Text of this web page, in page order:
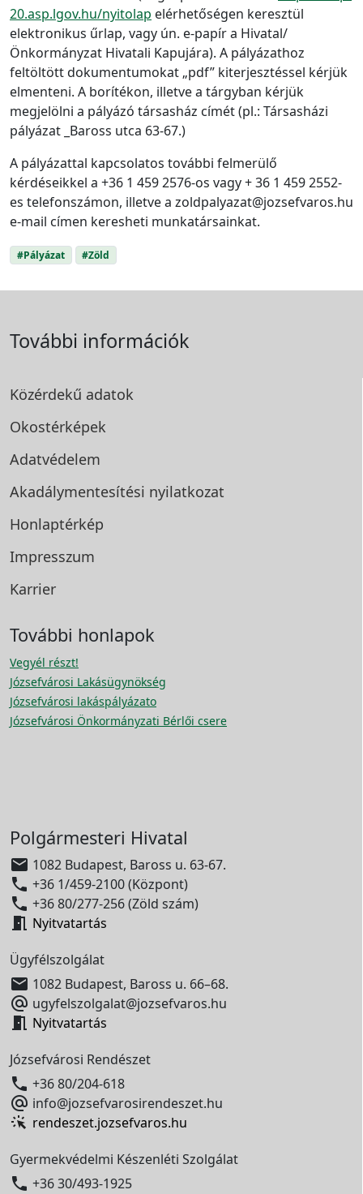
20.asp.lgov.hu/nyitolap elérhetőségen keresztül
elektronikus űrlap, vagy ún. e-papír a Hivatal/
Önkormányzat Hivatali Kapujára). A pályázathoz
feltöltött dokumentumokat „pdf” kiterjesztéssel kérjük
elmenteni. A borítékon, illetve a tárgyban kérjük
megjelölni a pályázó társasház címét (pl.: Társasházi
pályázat _Baross utca 63-67.)
A pályázattal kapcsolatos további felmerülő
kérdéseikkel a +36 1 459 2576-os vagy + 36 1 459 2552-
es telefonszámon, illetve a zoldpalyazat@jozsefvaros.hu
e-mail címen keresheti munkatársainkat.
#Pályázat #Zöld
További információk
Közérdekű adatok
Okostérképek
Adatvédelem
Akadálymentesítési nyilatkozat
Honlaptérkép
Impresszum
Karrier
További honlapok
Vegyél részt!
Józsefvárosi Lakásügynökség
Józsefvárosi lakáspályázato
Józsefvárosi Önkormányzati Bérlői csere
Polgármesteri Hivatal
 1082 Budapest, Baross u. 63-67.
 +36 1/459-2100 (Központ)
 +36 80/277-256 (Zöld szám)
 Nyitvatartás
Ügyfélszolgálat
 1082 Budapest, Baross u. 66–68.
 ugyfelszolgalat@jozsefvaros.hu
 Nyitvatartás
Józsefvárosi Rendészet
 +36 80/204-618
 info@jozsefvarosirendeszet.hu
rendeszet.jozsefvaros.hu
Gyermekvédelmi Készenléti Szolgálat
 +36 30/493-1925